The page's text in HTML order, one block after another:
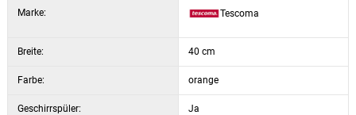
Marke: Tescoma
Breite: 40 cm
Farbe: orange
Geschirrspüler: Ja